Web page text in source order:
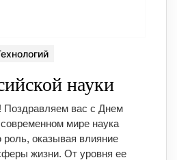
науки
вас с Днем
мире наука
роль, оказывая влияние
жизни. От уровня ее